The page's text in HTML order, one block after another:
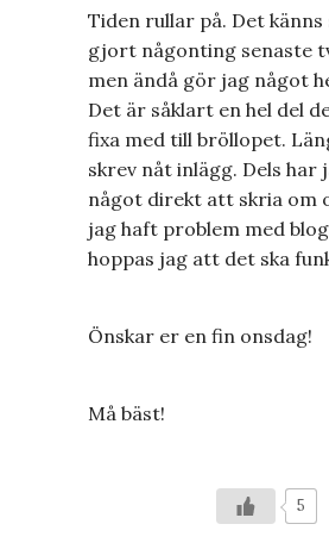
Tiden rullar på. Det
gjort någonting senaste
men ändå gör jag något
Det är såklart en hel del
fixa med till bröllopet.
skrev nåt inlägg. Dels har
något direkt att skria om
jag haft problem med
hoppas jag att det ska
Önskar er en fin onsdag!
Må bäst!
5